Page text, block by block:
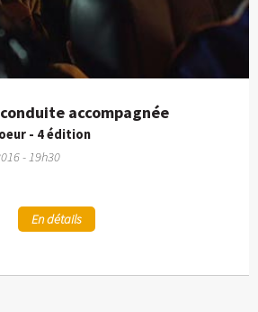
accompagnée
- 4 édition
- 19h30
En détails